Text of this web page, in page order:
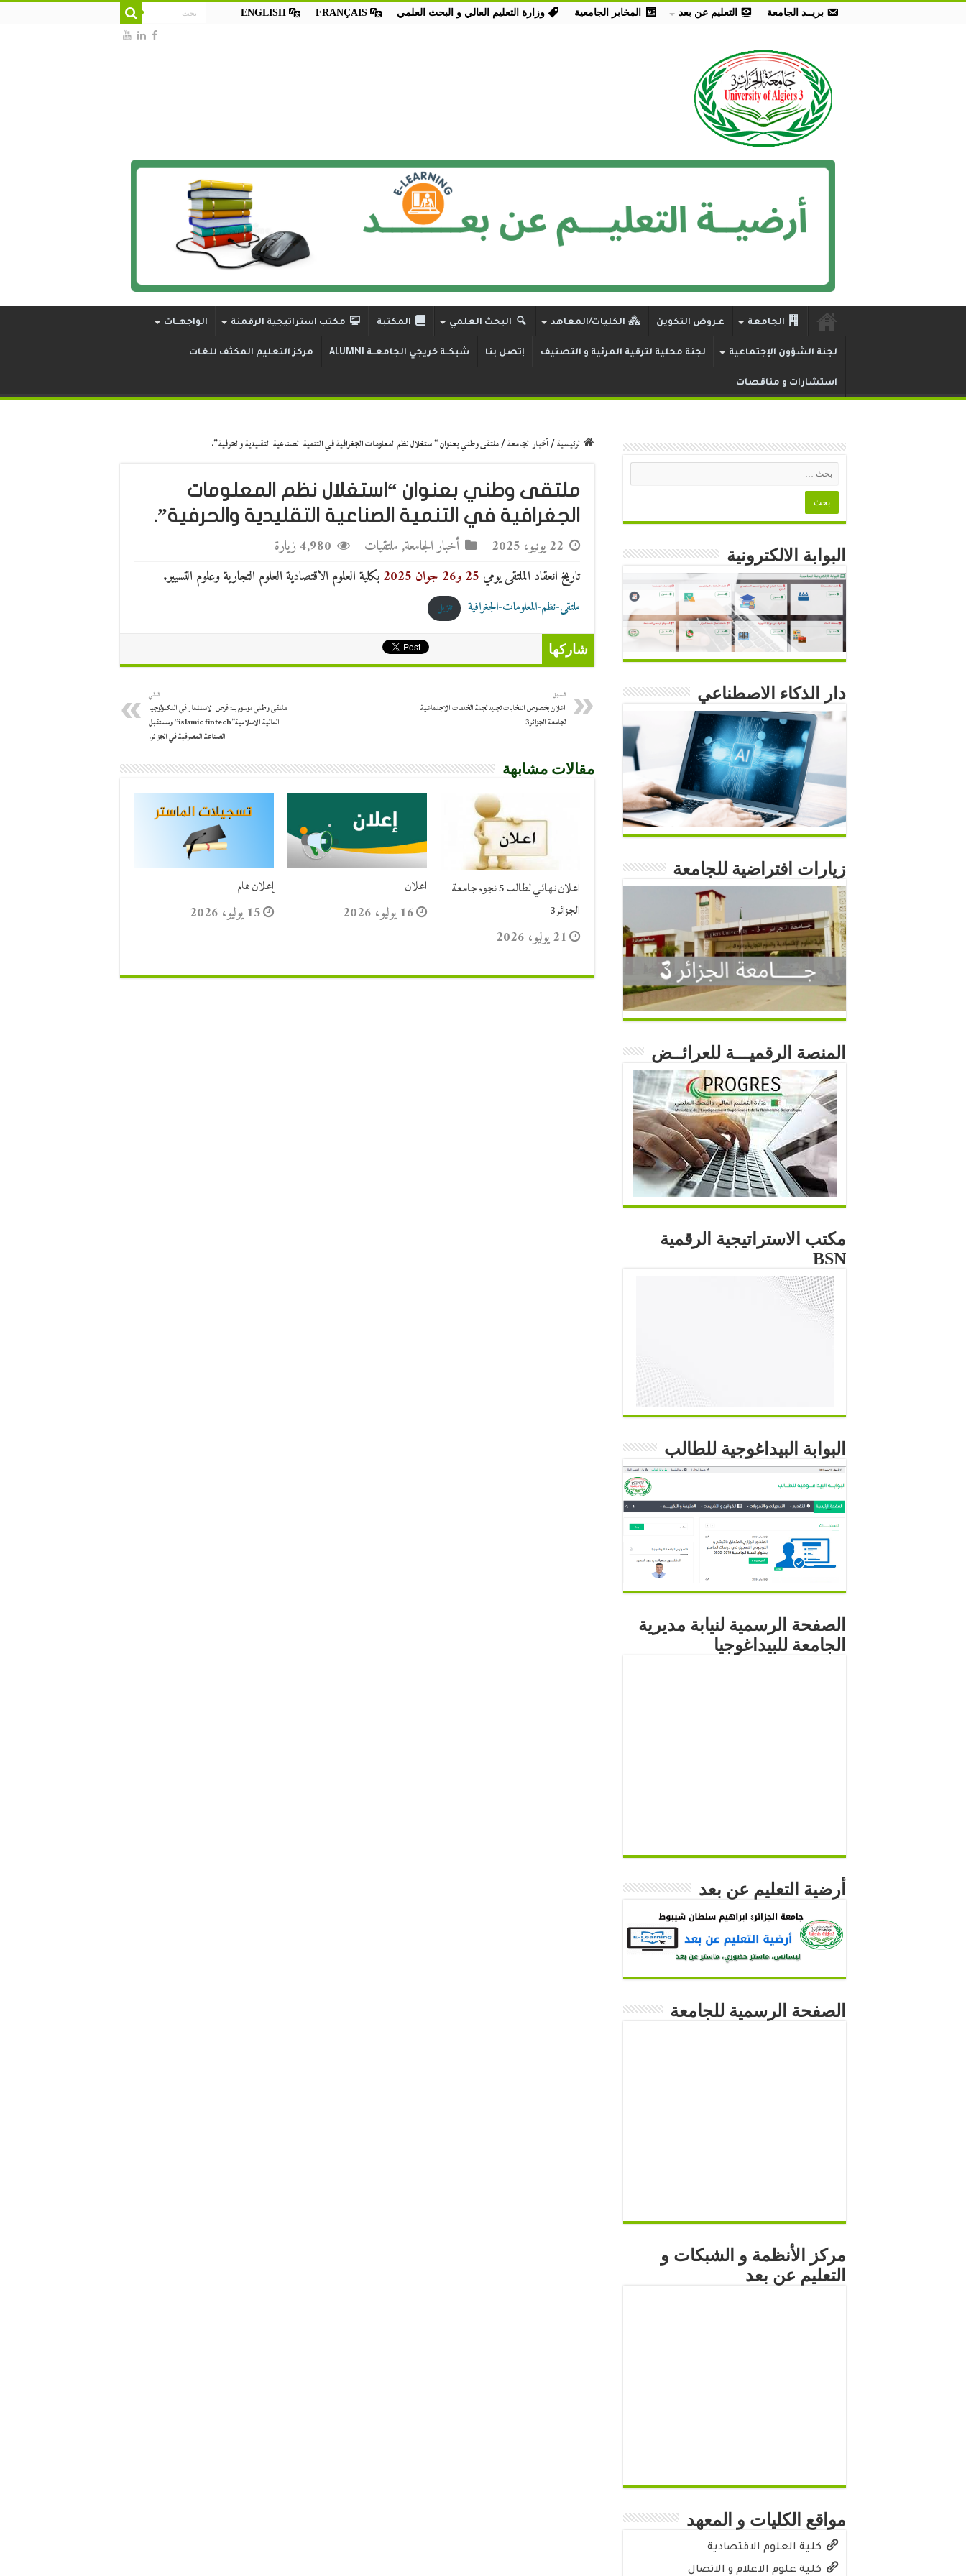
بريــد الجامعة التعليم عن بعد المخابر الجامعية وزارة التعليم العالي و البحث العلمي FRANÇAIS
ENGLISH
الجامعة عـروض التكوين الكليات/المعاهد البحث العلمي المكتبة مكتب استراتيجية الرقمنة الواجهــات
لجنة الشؤون الإجتماعية لجنة محلية لترقية المرئية و التصنيف إتصل بنا شبكــة خريجي الجامعــة ALUMNI مركز التعليم المكثف للغات
استشارات و مناقصات
الرئيسية/أخبار الجامعة/ملتقى وطني بعنوان “استغلال نظم المعلومات الجغرافية في التنمية الصناعية التقليدية والحرفية”.
ملتقى وطني بعنوان “استغلال نظم المعلومات
الجغرافية في التنمية الصناعية التقليدية والحرفية”.
22 يونيو، 2025 أخبار الجامعة, ملتقيات
4,980 زيارة
تاريخ انعقاد الملتقى يومي 25 و26 جوان 2025 بكلية العلوم الاقتصادية العلوم التجارية وعلوم التسيير.
ملتقى-نظم-المعلومات-الجغرافية تنزيل
شاركها
السابق
اعلان بخصوص انتخابات تجديد لجنة الخدمات الاجتماعية
لجامعة الجزائر3
التالي
ملتقى وطني موسوم بــ: فرص الاستثمار في التكنولوجيا
المالية الاسلامية”islamic fintech” ومستقبل
الصناعة المصرفية في الجزائر.
مقالات مشابهة
اعلان نهائي لطالب 5 نجوم جامعة
الجزائر3
21 يوليو، 2026
اعلان
16 يوليو، 2026
إعلان هام
15 يوليو، 2026
البوابة الالكترونية
دار الذكاء الاصطناعي
زيارات افتراضية للجامعة
المنصة الرقميـــة للعرائــض
مكتب الاستراتيجية الرقمية
BSN
البوابة البيداغوجية للطالب
الصفحة الرسمية لنيابة مديرية
الجامعة للبيداغوجيا
أرضية التعليم عن بعد
الصفحة الرسمية للجامعة
مركز الأنظمة و الشبكات و
التعليم عن بعد
مواقع الكليات و المعهد
كلية العلوم الاقتصادية
كلية علوم الاعلام و الاتصال